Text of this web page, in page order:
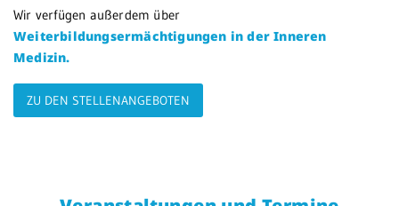
Wir verfügen außerdem über
Weiterbildungsermächtigungen in der Inneren
Medizin.
ZU DEN STELLENANGEBOTEN